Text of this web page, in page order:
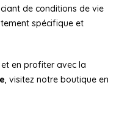
de conditions de vie
spécifique et
en profiter avec la
, visitez notre boutique en